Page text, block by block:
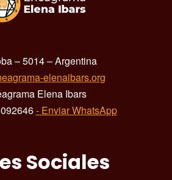
– 5014 – Argentina
elenaibars.org
Elena Ibars
- Enviar WhatsApp
Sociales